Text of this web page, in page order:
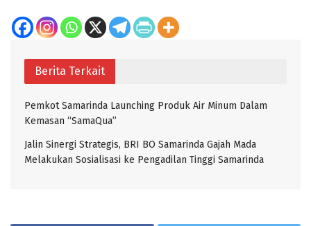
Berita Terkait
Pemkot Samarinda Launching Produk Air Minum Dalam
Kemasan “SamaQua”
Jalin Sinergi Strategis, BRI BO Samarinda Gajah Mada
Melakukan Sosialisasi ke Pengadilan Tinggi Samarinda